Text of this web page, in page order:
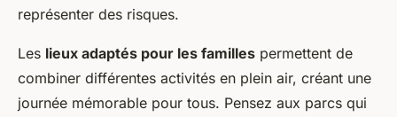
représenter des risques.
Les lieux adaptés pour les familles permettent de
combiner différentes activités en plein air, créant une
journée mémorable pour tous. Pensez aux parcs qui